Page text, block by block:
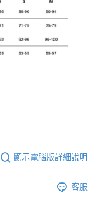
顯示電腦版詳細說明
客服